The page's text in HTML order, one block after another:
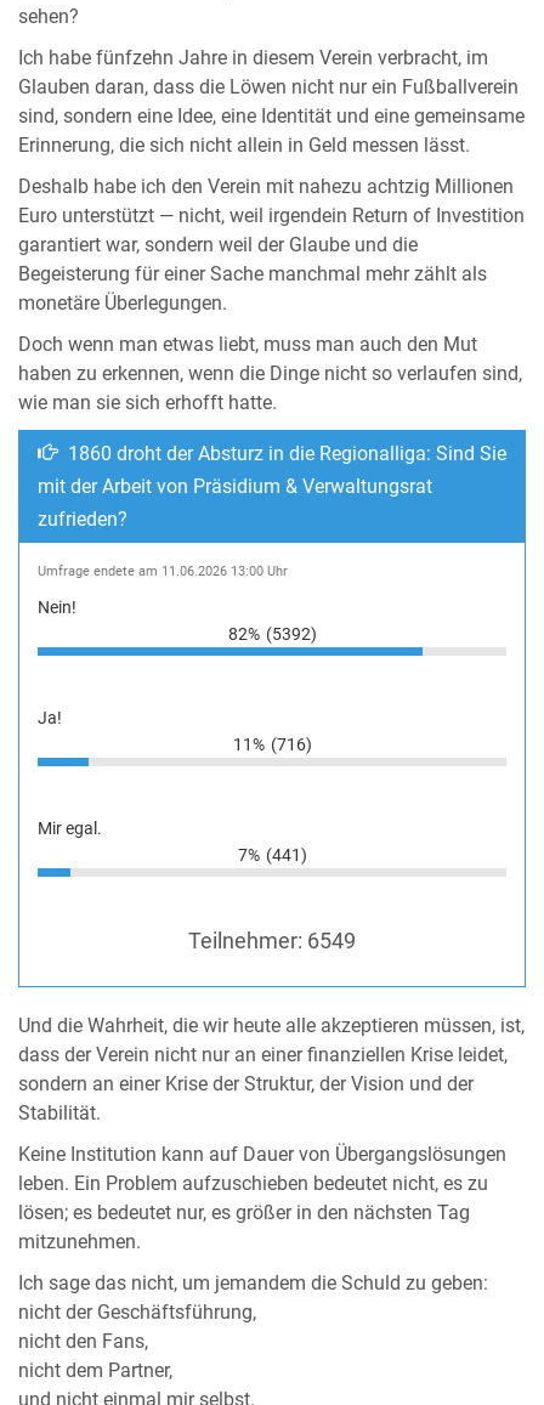
sehen?
Ich habe fünfzehn Jahre in diesem Verein verbracht, im
Glauben daran, dass die Löwen nicht nur ein Fußballverein
sind, sondern eine Idee, eine Identität und eine gemeinsame
Erinnerung, die sich nicht allein in Geld messen lässt.
Deshalb habe ich den Verein mit nahezu achtzig Millionen
Euro unterstützt — nicht, weil irgendein Return of Investition
garantiert war, sondern weil der Glaube und die
Begeisterung für einer Sache manchmal mehr zählt als
monetäre Überlegungen.
Doch wenn man etwas liebt, muss man auch den Mut
haben zu erkennen, wenn die Dinge nicht so verlaufen sind,
wie man sie sich erhofft hatte.
1860 droht der Absturz in die Regionalliga: Sind Sie
mit der Arbeit von Präsidium & Verwaltungsrat
zufrieden?
Umfrage endete am 11.06.2026 13:00 Uhr
Nein!
82% (5392)
Ja!
11% (716)
Mir egal.
7% (441)
Teilnehmer: 6549
Und die Wahrheit, die wir heute alle akzeptieren müssen, ist,
dass der Verein nicht nur an einer finanziellen Krise leidet,
sondern an einer Krise der Struktur, der Vision und der
Stabilität.
Keine Institution kann auf Dauer von Übergangslösungen
leben. Ein Problem aufzuschieben bedeutet nicht, es zu
lösen; es bedeutet nur, es größer in den nächsten Tag
mitzunehmen.
Ich sage das nicht, um jemandem die Schuld zu geben:
nicht der Geschäftsführung,
nicht den Fans,
nicht dem Partner,
und nicht einmal mir selbst.